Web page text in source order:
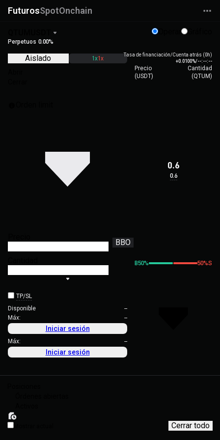
FuturosSpotOnchain
Perpetuos 0.00%
Aislado 1x1x
BBO
TP/SL
Disponible
--
Máx:
--
Iniciar sesión
Máx: --
Iniciar sesión
Tasa de financiación/Cuenta atrás (0h)
+0.0100%/--:--:--
Precio
(USDT)
Cantidad
(QTUM)
0.6
0.6
B50% 50%S
Cerrar todo